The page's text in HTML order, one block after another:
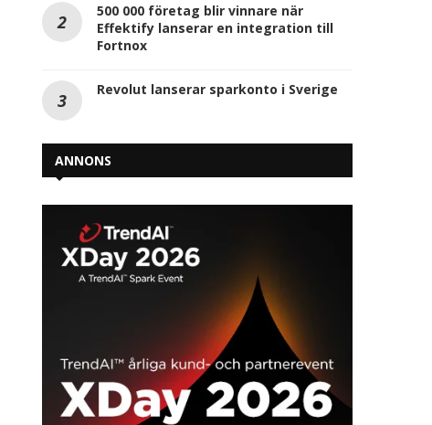
500 000 företag blir vinnare när
Effektify lanserar en integration till
Fortnox
Revolut lanserar sparkonto i Sverige
ANNONS